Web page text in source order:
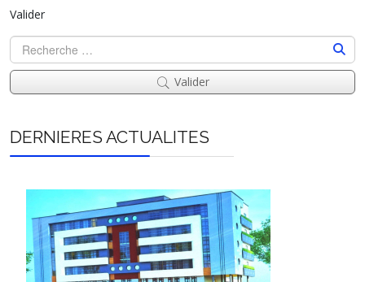
Valider
Valider
DERNIERES ACTUALITES